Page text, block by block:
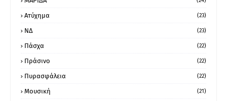
Ατύχημα (23)
ΝΔ (23)
Πάσχα (22)
Πράσινο (22)
Πυρασφάλεια (22)
Μουσική (21)